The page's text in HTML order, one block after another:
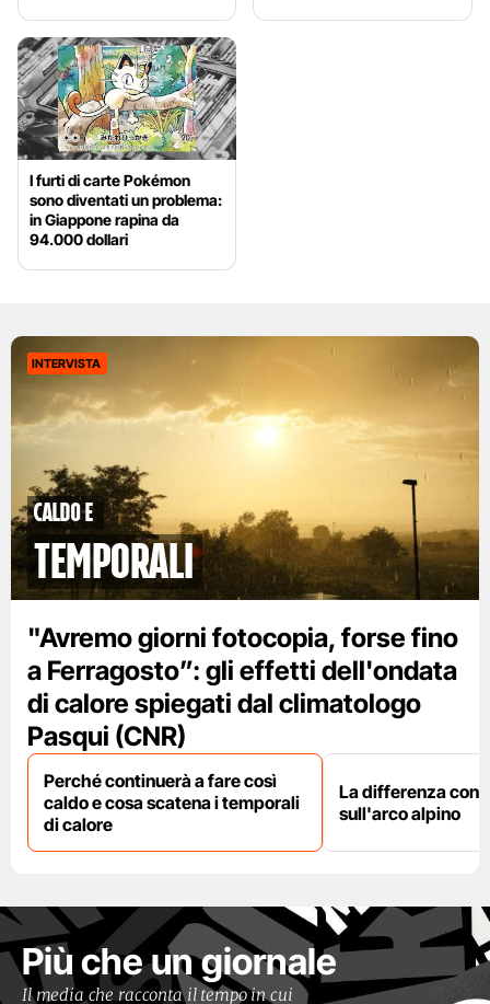
I furti di carte Pokémon
sono diventati un problema:
in Giappone rapina da
94.000 dollari
INTERVISTA
caldo e
temporali
"Avremo giorni fotocopia, forse fino
a Ferragosto”: gli effetti dell'ondata
di calore spiegati dal climatologo
Pasqui (CNR)
Perché continuerà a fare così
caldo e cosa scatena i temporali
di calore
La differenza con
sull'arco alpino
Più che un giornale
Il media che racconta il tempo in cui